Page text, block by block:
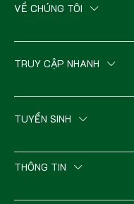
VỀ CHÚNG TÔI
TRUY CẬP NHANH
TUYỂN SINH
THÔNG TIN